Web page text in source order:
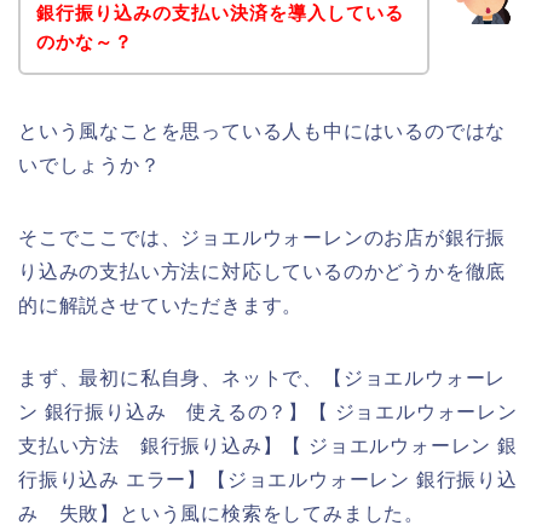
銀行振り込みの支払い決済を導入している
のかな～？
という風なことを思っている人も中にはいるのではな
いでしょうか？
そこでここでは、ジョエルウォーレンのお店が銀行振
り込みの支払い方法に対応しているのかどうかを徹底
的に解説させていただきます。
まず、最初に私自身、ネットで、【ジョエルウォーレ
ン 銀行振り込み 使えるの？】【 ジョエルウォーレン
支払い方法 銀行振り込み】【 ジョエルウォーレン 銀
行振り込み エラー】【ジョエルウォーレン 銀行振り込
み 失敗】という風に検索をしてみました。